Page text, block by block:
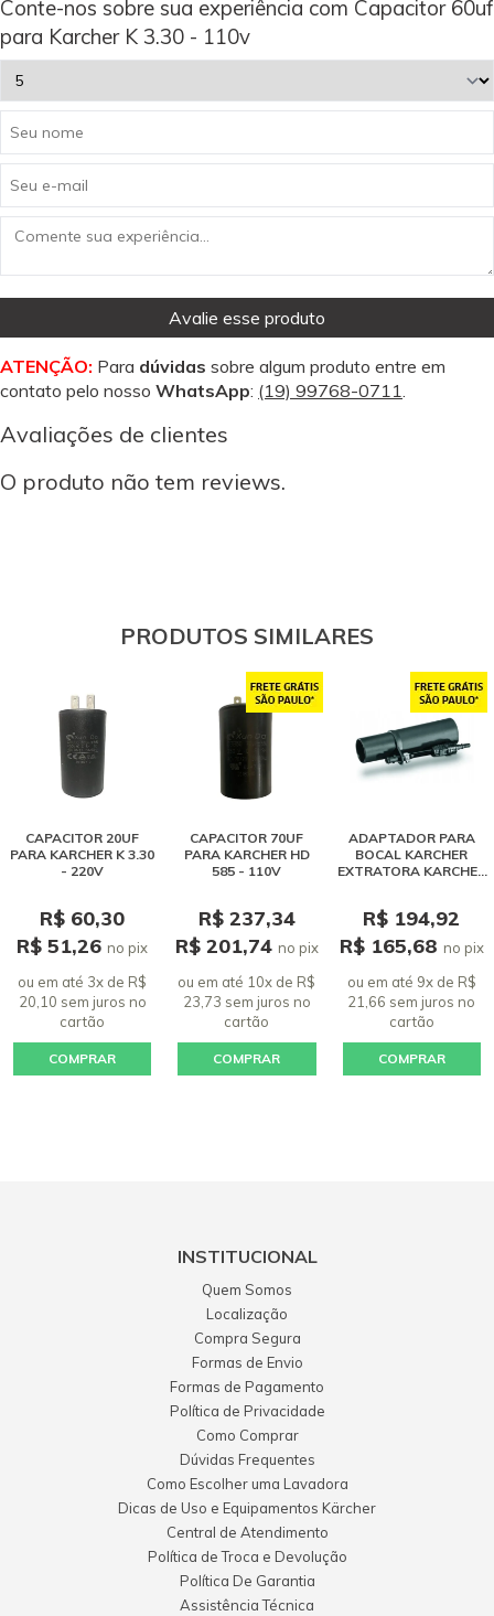
Conte-nos sobre sua experiência com Capacitor 60uf
para Karcher K 3.30 - 110v
Avalie esse produto
ATENÇÃO: Para dúvidas sobre algum produto entre em
contato pelo nosso WhatsApp: (19) 99768-0711.
Avaliações de clientes
O produto não tem reviews.
PRODUTOS SIMILARES
CAPACITOR 20UF
PARA KARCHER K 3.30
- 220V
R$ 60,30
R$ 51,26no pix
ou em até 3x de R$
20,10 sem juros no
cartão
COMPRAR
CAPACITOR 70UF
PARA KARCHER HD
585 - 110V
R$ 237,34
R$ 201,74 no pix
ou em até 10x de R$
23,73 sem juros no
cartão
COMPRAR
ADAPTADOR PARA
BOCAL KARCHER
EXTRATORA KARCHER
R$ 194,92
R$ 165,68 no pix
ou em até 9x de R$
21,66 sem jurosno
cartão
COMPRAR
INSTITUCIONAL
Quem Somos
Localização
Compra Segura
Formas de Envio
Formas de Pagamento
Política de Privacidade
Como Comprar
Dúvidas Frequentes
Como Escolher uma Lavadora
Dicas de Uso e Equipamentos Kärcher
Central de Atendimento
Política de Troca e Devolução
Política De Garantia
Assistência Técnica